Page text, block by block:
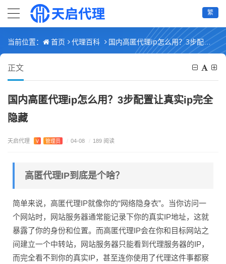
繁
当前位置： 首页 代理百科 国内高匿代理ip怎么用？3步配置让真实ip完全隐藏
正文
国内高匿代理ip怎么用？3步配置让真实ip完全
隐藏
天启代理 V 管理员 / 04-08 / 189 阅读
高匿代理IP到底是个啥？
简单来说，高匿代理IP就像你的“网络隐身衣”。当你访问一
个网站时，网站服务器通常能记录下你的真实IP地址，这就
暴露了你的身份和位置。而高匿代理IP会在你和目标网站之
间建立一个中转站，网站服务器只能看到代理服务器的IP，
而完全看不到你的真实IP，甚至连你使用了代理这件事都察